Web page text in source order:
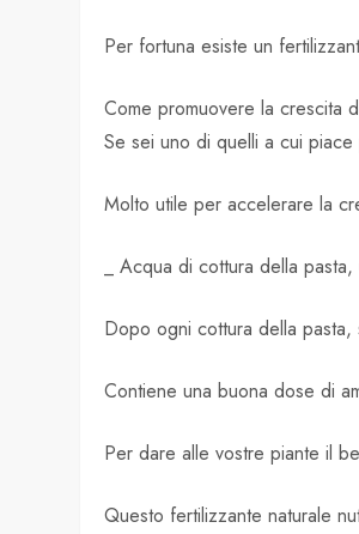
Per fortuna esiste un
Come promuovere la crescita
Se sei uno di quelli a cui
Molto utile per accelerare la
_ Acqua di cottura della
Dopo ogni cottura della pasta,
Contiene una buona dose di
Per dare alle vostre piante il
Questo fertilizzante naturale